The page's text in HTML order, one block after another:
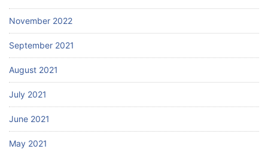
November 2022
September 2021
August 2021
July 2021
June 2021
May 2021